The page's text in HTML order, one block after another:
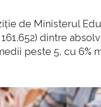
de Ministerul
dintre
peste 5, cu 6%